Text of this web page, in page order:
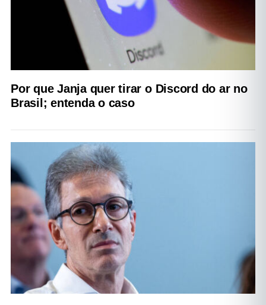
Por que Janja quer tirar o Discord do ar no
Brasil; entenda o caso